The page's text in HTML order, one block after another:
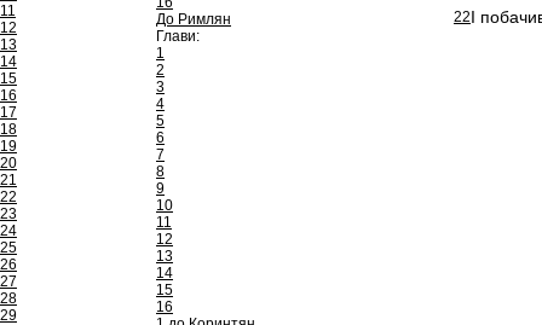
11
12
13
14
15
16
17
18
19
20
21
22
23
24
25
26
27
28
29
До Римлян
Глави:
1
2
3
4
5
6
7
8
9
10
11
12
13
14
15
16
22І